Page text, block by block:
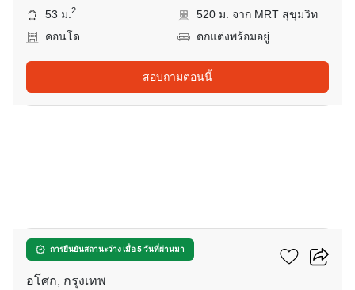
53 ม.2
520 ม. จาก MRT สุขุมวิท
คอนโด
ตกแต่งพร้อมอยู่
สอบถามตอนนี้
การยืนยันสถานะว่าง เมื่อ 5 วันที่ผ่านมา
ดิ เอส อโศก
อโศก, กรุงเทพ